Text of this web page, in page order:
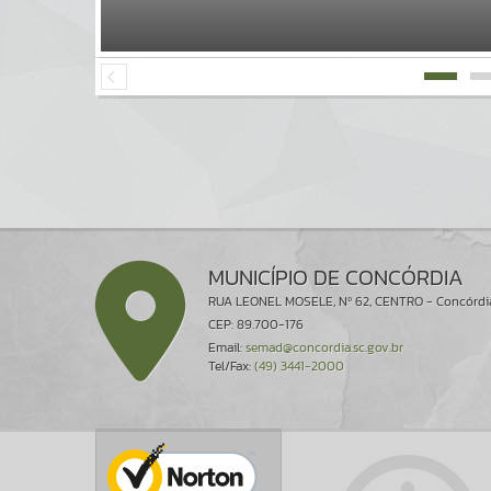
MUNICÍPIO DE CONCÓRDIA
RUA LEONEL MOSELE, Nº 62, CENTRO -
CEP: 89.700-176
Email:semad@concordia.sc.gov.br
Tel/Fax:(49) 3441-2000